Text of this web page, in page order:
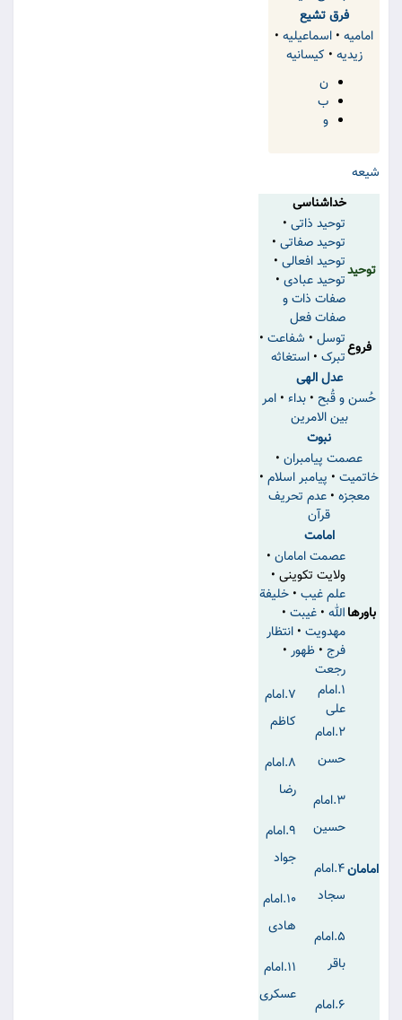
شیعه
فرق تشیع
امامیه • اسماعیلیه •
زیدیه • کیسانیه
ن
ب
و
‌خداشناسی
توحید
توحید ذاتی •
توحید صفاتی •
توحید افعالی •
توحید عبادی •
صفات ذات و
صفات فعل
فروعتوسل • شفاعت •
تبرک • استغاثه
عدل الهی
حُسن و قُبح • بداء • امر
بین الامرین
نبوت
عصمت پیامبران •
خاتمیت • پیامبر اسلام •
معجزه • عدم تحریف
قرآن
امامت
باورها
عصمت امامان •
ولایت تكوینی •
علم غیب • خلیفة
الله • غیبت •
مهدویت • انتظار
فرج • ظهور •
رجعت
امامان
۱.امام
علی
۲.امام
حسن
۳.امام
حسین
۴.امام
سجاد
۵.امام
باقر
۶.امام
۷.امام
کاظم
۸.امام
رضا
۹.امام
جواد
۱۰.امام
هادی
۱۱.امام
عسکری